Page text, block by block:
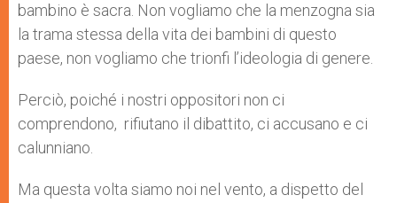
bambino è sacra. Non vogliamo che la menzogna sia
la trama stessa della vita dei bambini di questo
paese, non vogliamo che trionfi l’ideologia di genere.
Perciò, poiché i nostri oppositori non ci
comprendono, rifiutano il dibattito, ci accusano e ci
calunniano.
Ma questa volta siamo noi nel vento, a dispetto del